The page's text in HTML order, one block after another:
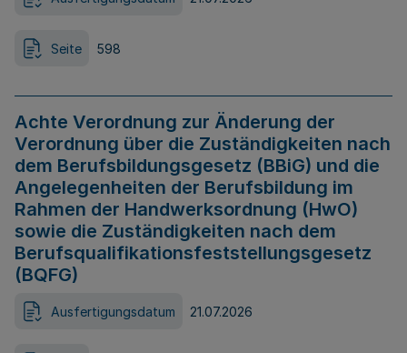
Seite 598
Achte Verordnung zur Änderung der
Verordnung über die Zuständigkeiten nach
dem Berufsbildungsgesetz (BBiG) und die
Angelegenheiten der Berufsbildung im
Rahmen der Handwerksordnung (HwO)
sowie die Zuständigkeiten nach dem
Berufsqualifikationsfeststellungsgesetz
(BQFG)
Ausfertigungsdatum 21.07.2026